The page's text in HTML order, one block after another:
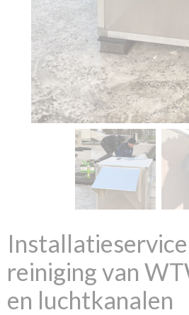
reiniging van
en luchtkanalen